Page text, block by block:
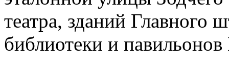
театра, зданий Главного
библиотеки и